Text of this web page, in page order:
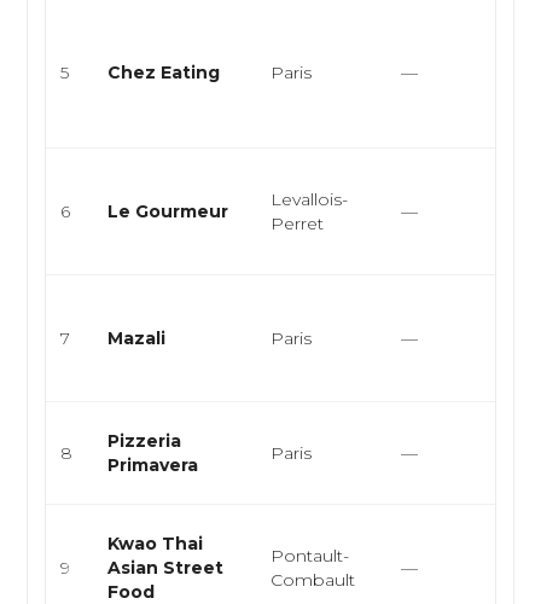
5 Chez Eating Paris —
6 Le Gourmeur
Levallois-
Perret
—
7 Mazali Paris —
8
Pizzeria
Primavera
Paris —
9
Kwao Thai
Asian Street
Food
Pontault-
Combault
—